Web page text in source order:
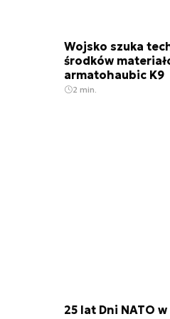
Wojsko szuka
środków
armatohaubic K9
2 min.
25 lat Dni NATO